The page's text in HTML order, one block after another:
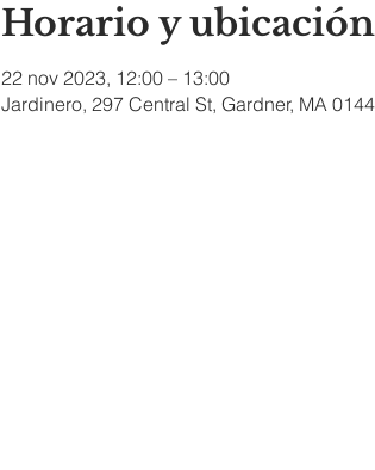
Horario y ubicación
22 nov 2023, 12:00 – 13:00
Jardinero, 297 Central St, Gardner, MA